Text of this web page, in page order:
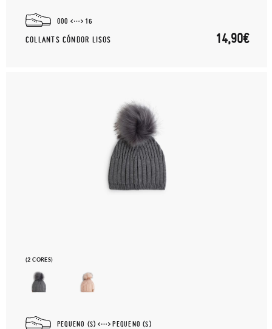
000 16
COLLANTS CÓNDOR LISOS 14,90€
(2 CORES)
PEQUENO (S) PEQUENO (S)